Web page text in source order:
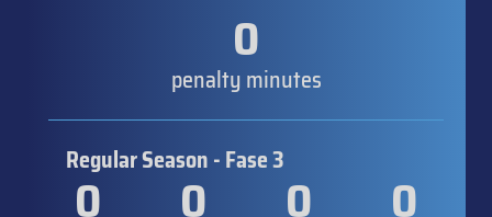
0
penalty minutes
Regular Season - Fase 3
0 0 0 0